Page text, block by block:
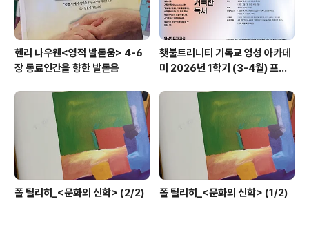
헨리 나우웬<영적 발돋움> 4-6
장 동료인간을 향한 발돋음
횃불트리니티 기독교 영성 아카데
미 2026년 1학기 (3-4월) 프로
폴 틸리히_<문화의 신학> (2/2) 폴 틸리히_<문화의 신학> (1/2)